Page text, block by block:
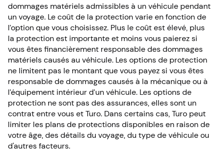
dommages matériels admissibles à un véhicule pendant
un voyage. Le coût de la protection varie en fonction de
l’option que vous choisissez. Plus le coût est élevé, plus
la protection est importante et moins vous paierez si
vous êtes financièrement responsable des dommages
matériels causés au véhicule. Les options de protection
ne limitent pas le montant que vous payez si vous êtes
responsable de dommages causés à la mécanique ou à
l’équipement intérieur d’un véhicule. Les options de
protection ne sont pas des assurances, elles sont un
contrat entre vous et Turo. Dans certains cas, Turo peut
limiter les plans de protections disponibles en raison de
votre âge, des détails du voyage, du type de véhicule ou
d'autres facteurs.